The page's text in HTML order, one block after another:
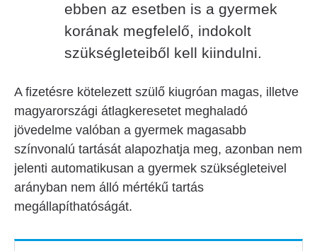
ebben az esetben is a gyermek
korának megfelelő, indokolt
szükségleteiből kell kiindulni.
A fizetésre kötelezett szülő kiugróan magas, illetve
magyarországi átlagkeresetet meghaladó
jövedelme valóban a gyermek magasabb
színvonalú tartását alapozhatja meg, azonban nem
jelenti automatikusan a gyermek szükségleteivel
arányban nem álló mértékű tartás
megállapíthatóságát.